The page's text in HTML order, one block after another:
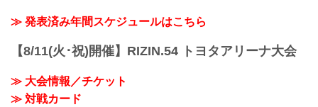
RIZIN FFオフィシャルサイトにてご案内
終了予定時間
19:00〜20:00頃
≫ 発表済み年間スケジュールはこちら
【8/11(火･祝)開催】RIZIN.54 トヨタアリーナ大会
≫ 大会情報／チケット
≫ 対戦カード